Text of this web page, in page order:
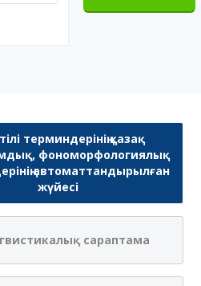
Итеғұлова
Хабарлама Жазылу
терминдерінің қазақ
фономорфологиялық
автоматтандырылған
жүйесі
сараптама